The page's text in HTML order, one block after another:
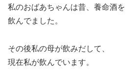
私のおばあちゃんは昔、養命酒を
飲んでました。
その後私の母が飲みだして、
現在私が飲んでいます。